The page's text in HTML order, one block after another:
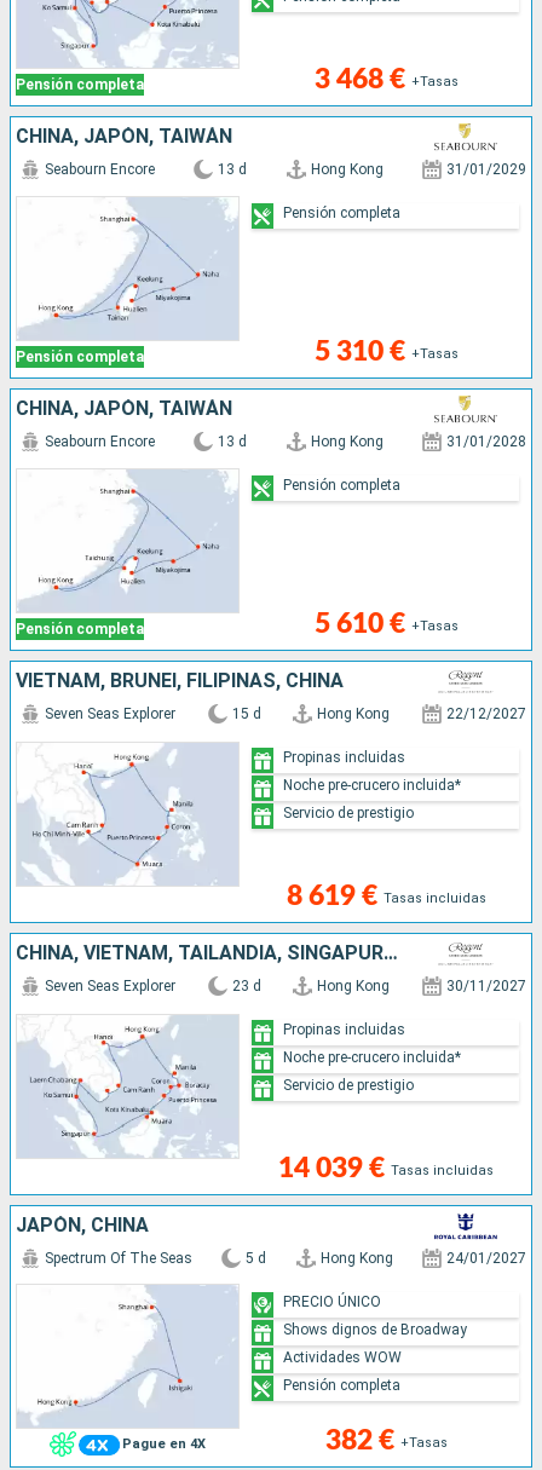
Pensión completa 3 468 € +Tasas
CHINA, JAPÓN, TAIWÁN
Pensión completa
Seabourn Encore 13 d Hong Kong 31/01/2029
5 310 € +Tasas
Pensión completa
CHINA, JAPÓN, TAIWÁN
Pensión completa
Seabourn Encore 13 d Hong Kong 31/01/2028
5 610 € +Tasas
Pensión completa
VIETNAM, BRUNEI, FILIPINAS, CHINA
Seven Seas Explorer 15 d Hong Kong 22/12/2027
8 619 € Tasas incluidas
Propinas incluidas
Noche pre-crucero incluida*
Servicio de prestigio
CHINA, VIETNAM, TAILANDIA, SINGAPUR, MALASIA, BRUNEI, FILIPINAS
Seven Seas Explorer 23 d Hong Kong 30/11/2027
14 039 € Tasas incluidas
Propinas incluidas
Noche pre-crucero incluida*
Servicio de prestigio
JAPÓN, CHINA
Pague en 4X
Spectrum Of The Seas 5 d Hong Kong 24/01/2027
382 € +Tasas
PRECIO ÚNICO
Shows dignos de Broadway
Actividades WOW
Pensión completa